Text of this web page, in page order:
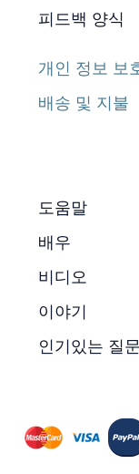
피드백 양식
개인 정보 보
배송 및 지불
도움말
배우
비디오
이야기
인기있는 질문